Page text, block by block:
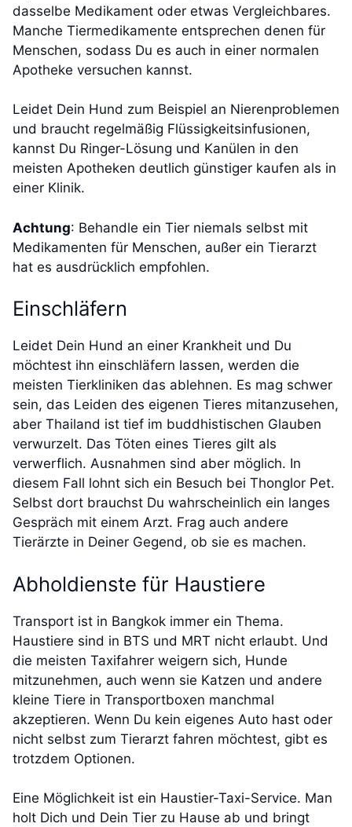
dasselbe Medikament oder etwas Vergleichbares.
Manche Tiermedikamente entsprechen denen für
Menschen, sodass Du es auch in einer normalen
Apotheke versuchen kannst.
Leidet Dein Hund zum Beispiel an Nierenproblemen
und braucht regelmäßig Flüssigkeitsinfusionen,
kannst Du Ringer-Lösung und Kanülen in den
meisten Apotheken deutlich günstiger kaufen als in
einer Klinik.
Achtung: Behandle ein Tier niemals selbst mit
Medikamenten für Menschen, außer ein Tierarzt
hat es ausdrücklich empfohlen.
Einschläfern
Leidet Dein Hund an einer Krankheit und Du
möchtest ihn einschläfern lassen, werden die
meisten Tierkliniken das ablehnen. Es mag schwer
sein, das Leiden des eigenen Tieres mitanzusehen,
aber Thailand ist tief im buddhistischen Glauben
verwurzelt. Das Töten eines Tieres gilt als
verwerflich. Ausnahmen sind aber möglich. In
diesem Fall lohnt sich ein Besuch bei Thonglor Pet.
Selbst dort brauchst Du wahrscheinlich ein langes
Gespräch mit einem Arzt. Frag auch andere
Tierärzte in Deiner Gegend, ob sie es machen.
Abholdienste für Haustiere
Transport ist in Bangkok immer ein Thema.
Haustiere sind in BTS und MRT nicht erlaubt. Und
die meisten Taxifahrer weigern sich, Hunde
mitzunehmen, auch wenn sie Katzen und andere
kleine Tiere in Transportboxen manchmal
akzeptieren. Wenn Du kein eigenes Auto hast oder
nicht selbst zum Tierarzt fahren möchtest, gibt es
trotzdem Optionen.
Eine Möglichkeit ist ein Haustier-Taxi-Service. Man
holt Dich und Dein Tier zu Hause ab und bringt